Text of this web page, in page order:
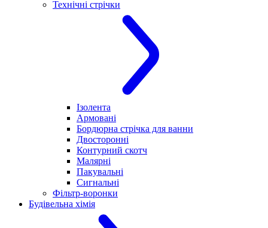
Технічні стрічки
Ізолента
Армовані
Бордюрна стрічка для ванни
Двосторонні
Контурний скотч
Малярні
Пакувальні
Сигнальні
Фільтр-воронки
Будівельна хімія